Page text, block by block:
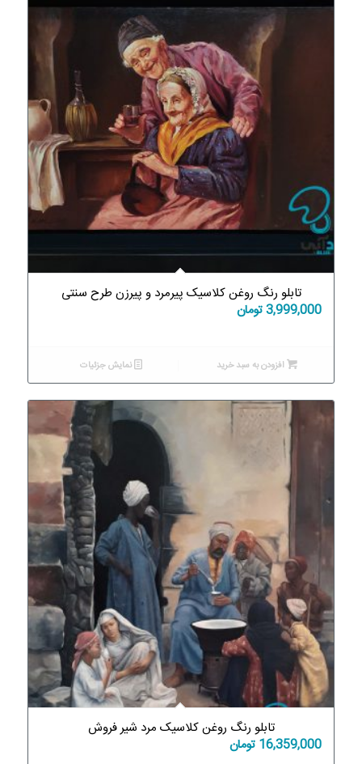
تابلو رنگ روغن کلاسیک پیرمرد و پیرزن طرح سنتی
3,999,000تومان
افزودن به سبد خرید نمایش جزئیات
تابلو رنگ روغن کلاسیک مرد شیر فروش
16,359,000 تومان